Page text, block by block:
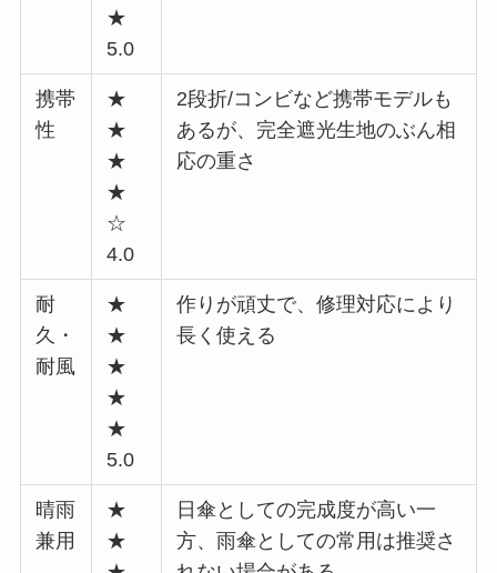
★
5.0
携帯
性
★
★
★
★
☆
4.0
2段折/コンビなど携帯モデルも
あるが、完全遮光生地のぶん相
応の重さ
耐
久・
耐風
★
★
★
★
★
5.0
作りが頑丈で、修理対応により
長く使える
晴雨
兼用
★
★
日傘としての完成度が高い一
方、雨傘としての常用は推奨さ